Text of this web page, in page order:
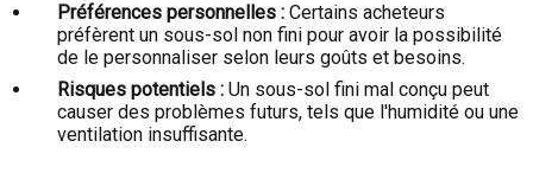
Préférences personnelles : Certains acheteurs
préfèrent un sous-sol non fini pour avoir la possibilité
de le personnaliser selon leurs goûts et besoins.
Risques potentiels : Un sous-sol fini mal conçu peut
causer des problèmes futurs, tels que l'humidité ou une
ventilation insuffisante.